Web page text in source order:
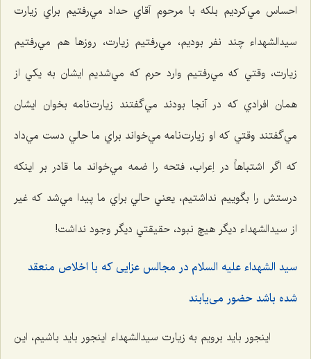
احساس مي‌كرديم بلكه با مرحوم آقاي حداد مي‌رفتيم براي زيارت
سيدالشهداء ‌چند نفر بوديم، مي‌رفتيم زيارت، روزها هم مي‌رفتيم
زيارت، وقتي كه مي‌رفتيم وارد حرم كه مي‌شديم ايشان به يكي از
همان افرادي كه در آنجا بودند مي‌گفتند زيارت‌نامه بخوان ايشان
مي‌گفتند وقتي كه او زيارت‌نامه مي‌خواند براي ما حالي دست مي‌داد
كه اگر اشتباهاً ‌در اِعراب، فتحه را ضمه مي‌خواند ما قادر بر اينكه
درستش را بگوييم نداشتيم، يعني حالي براي ما پيدا مي‌شد كه غير
از سيدالشهداء ديگر هیچ نبود، حقيقتي ديگر وجود نداشت!
سيد الشهداء عليه السلام در مجالس عزايى كه با اخلاص منعقد
شده باشد حضور مى‌يابند
اينجور بايد برويم به زيارت سيدالشهداء اينجور بايد باشیم، اين